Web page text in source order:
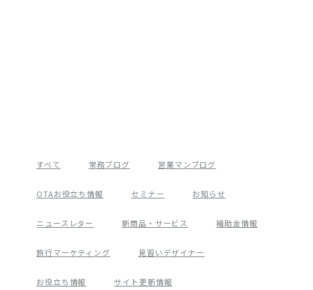
すべて 常務ブログ 営業マンブログ
OTAお役立ち情報 セミナー お知らせ
ニュースレター 新商品・サービス 補助金情報
旅行マーケティング 見習いデザイナー
お役立ち情報 サイト更新情報